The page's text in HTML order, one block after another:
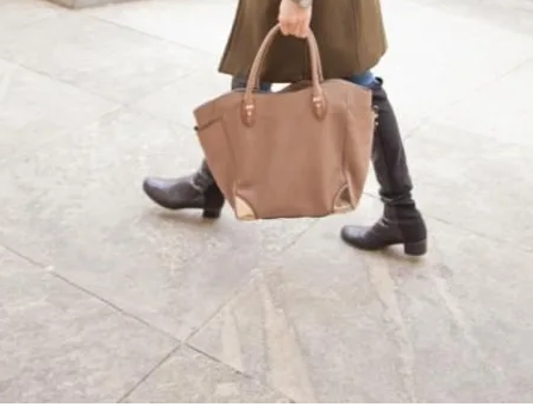
EVENTI
PRINCIPATO
MONACO
RMC
CONSIGLIA